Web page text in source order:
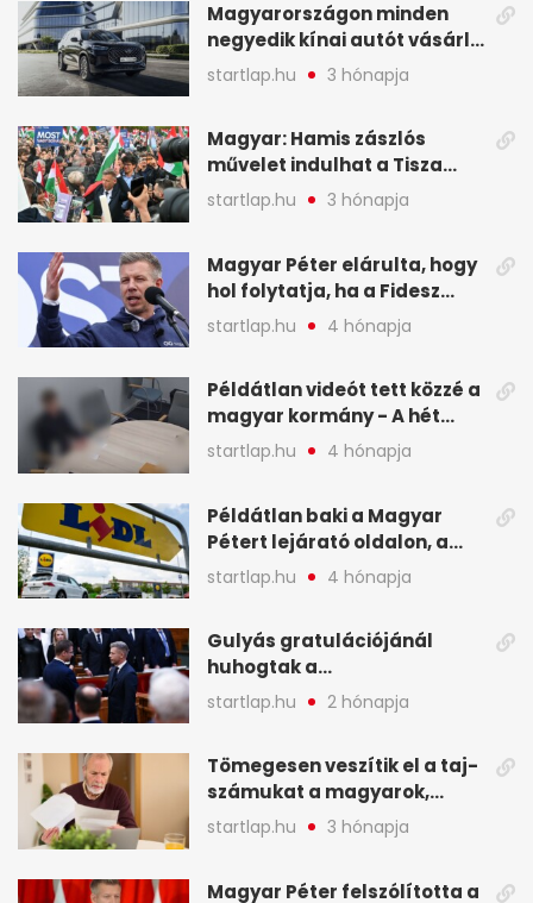
Magyarországon minden
negyedik kínai autót vásárló
a Chery mellett döntött (X)
startlap.hu 3 hónapja
Magyar: Hamis zászlós
művelet indulhat a Tisza
ellen a választás napján - A
hét legfontosabb eseményei
startlap.hu 3 hónapja
Magyar Péter elárulta, hogy
hol folytatja, ha a Fidesz
nyeri a választást - A hét
legfontosabb hírei
startlap.hu 4 hónapja
Példátlan videót tett közzé a
magyar kormány - A hét
legfontosabb hírei
képekben
startlap.hu 4 hónapja
Példátlan baki a Magyar
Pétert lejárató oldalon, a
Lidlnek azonnal lépnie
kellett - A hét legfontosabb
startlap.hu 4 hónapja
Gulyás gratulációjánál
huhogtak a
leghangosabban, miután
Magyart miniszterelnökké
legfontosabb hírei
képekben
startlap.hu 2 hónapja
Tömegesen veszítik el a taj-
számukat a magyarok,
sokak ellen eljárást indít a
NAV - A hét hírei képekben
startlap.hu 3 hónapja
Magyar Péter felszólította a